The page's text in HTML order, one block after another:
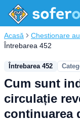
Acasă Chestionare
Întrebarea 452
Întrebarea 452
Cum sunt
circulație
continuarea